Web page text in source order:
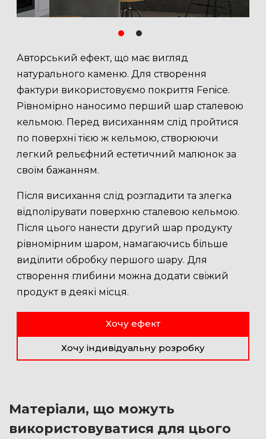
Авторський ефект, що має вигляд
натурального каменю. Для створення
фактури використовуємо покриття Fenice.
Рівномірно наносимо перший шар сталевою
кельмою. Перед висиханням слід пройтися
по поверхні тією ж кельмою, створюючи
легкий рельєфний естетичний малюнок за
своїм бажанням.
Після висихання слід розгладити та злегка
відполірувати поверхню сталевою кельмою.
Після цього нанести другий шар продукту
рівномірним шаром, намагаючись більше
виділити обробку першого шару. Для
створення глибини можна додати свіжий
продукт в деякі місця.
Хочу ефект
Хочу індивідуальну розробку
Матеріали, що можуть
використовуватися для цього